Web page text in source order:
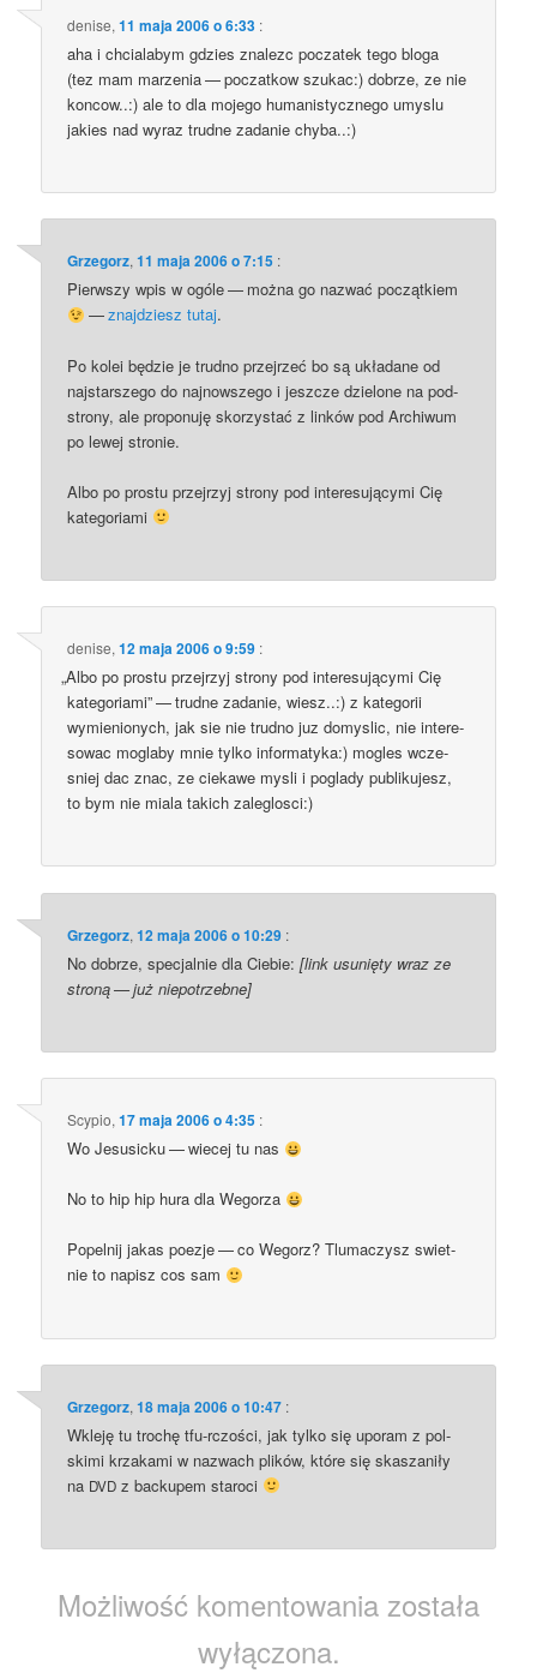
denise,11 maja 2006 o 6:33 :
aha i chcia­la­bym gdzies zna­lezc pocza­tek tego blo­ga
(tez mam marze­nia — poczat­kow szu­kac:) dobrze, ze nie
kon­cow..:) ale to dla moje­go huma­ni­stycz­ne­go umy­slu
jakies nad wyraz trud­ne zada­nie chyba..:)
Grzegorz,11 maja 2006 o 7:15 :
Pierw­szy wpis w ogó­le — moż­na go nazwać począt­kiem
—znaj­dziesz tutaj.
Po kolei będzie je trud­no przej­rzeć bo są ukła­da­ne od
naj­star­sze­go do naj­now­sze­go i jesz­cze dzie­lo­ne na pod­
stro­ny, ale pro­po­nu­ję sko­rzy­stać z lin­ków pod Archi­wum
po lewej stronie.
Albo po pro­stu przej­rzyj stro­ny pod inte­re­su­ją­cy­mi Cię
kategoriami
denise,12 maja 2006 o 9:59 :
„Albo po pro­stu przej­rzyj stro­ny pod inte­re­su­ją­cy­mi Cię
kate­go­ria­mi” — trud­ne zada­nie, wiesz..:) z kate­go­rii
wymie­nio­nych, jak sie nie trud­no juz domy­slic, nie inte­re­
so­wac mogla­by mnie tyl­ko infor­ma­ty­ka:) mogles wcze­
sniej dac znac, ze cie­ka­we mysli i pogla­dy publi­ku­jesz,
to bym nie mia­la takich zaleglosci:)
Grzegorz,12 maja 2006 o 10:29 :
No dobrze, spe­cjal­nie dla Cie­bie:[link usu­nię­ty wraz ze
stro­ną — już niepotrzebne]
Scypio,17 maja 2006 o 4:35 :
Wo Jesu­sic­ku — wie­cej tu nas
No to hip hip hura dla Wegorza
Popel­nij jakas poezje — co Wegorz? Tlu­ma­czysz swiet­
nie to napisz cos sam
Grzegorz,18 maja 2006 o 10:47 :
Wkle­ję tu tro­chę tfu-rczo­ści, jak tyl­ko się upo­ram z pol­
ski­mi krza­ka­mi w nazwach pli­ków, któ­re się ska­sza­ni­ły
na DVD z bac­ku­pem staroci
Możliwość komentowania została
wyłączona.